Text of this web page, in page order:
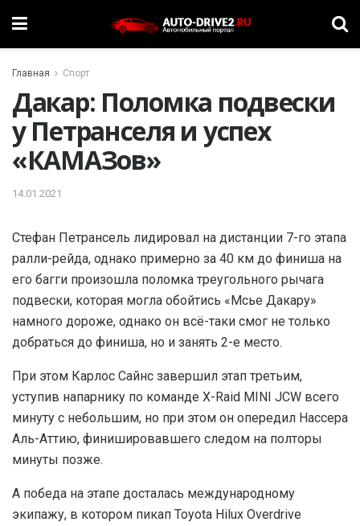
Главная Спорт
Дакар: Поломка подвески
у Петранселя и успех
«КАМАЗов»
14.01.2021
Стефан Петрансель лидировал на дистанции 7-го этапа
ралли-рейда, однако примерно за 40 км до финиша на
его багги произошла поломка треугольного рычага
подвески, которая могла обойтись «Мсье Дакару»
намного дороже, однако он всё-таки смог не только
добраться до финиша, но и занять 2-е место.
При этом Карлос Сайнс завершил этап третьим,
уступив напарнику по команде X-Raid MINI JCW всего
минуту с небольшим, но при этом он опередил Нассера
Аль-Аттию, финишировавшего следом на полторы
минуты позже.
А победа на этапе досталась международному
экипажу, в котором пикап Toyota Hilux Overdrive